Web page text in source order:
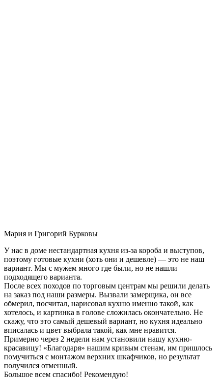
Мария и Григорий Бурковы
У нас в доме нестандартная кухня из-за короба и выступов,
поэтому готовые кухни (хоть они и дешевле) — это не наш
вариант. Мы с мужем много где были, но не нашли
подходящего варианта.
После всех походов по торговым центрам мы решили делать
на заказ под наши размеры. Вызвали замерщика, он все
обмерил, посчитал, нарисовал кухню именно такой, как
хотелось, и картинка в голове сложилась окончательно. Не
скажу, что это самый дешевый вариант, но кухня идеально
вписалась и цвет выбрала такой, как мне нравится.
Примерно через 2 недели нам установили нашу кухню-
красавицу! «Благодаря» нашим кривым стенам, им пришлось
помучиться с монтажом верхних шкафчиков, но результат
получился отменный.
Большое всем спасибо! Рекомендую!